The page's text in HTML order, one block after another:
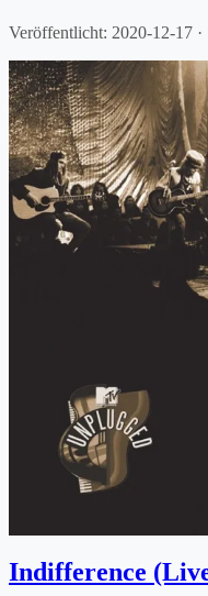
Veröffentlicht: 2020-12-17
Indifference